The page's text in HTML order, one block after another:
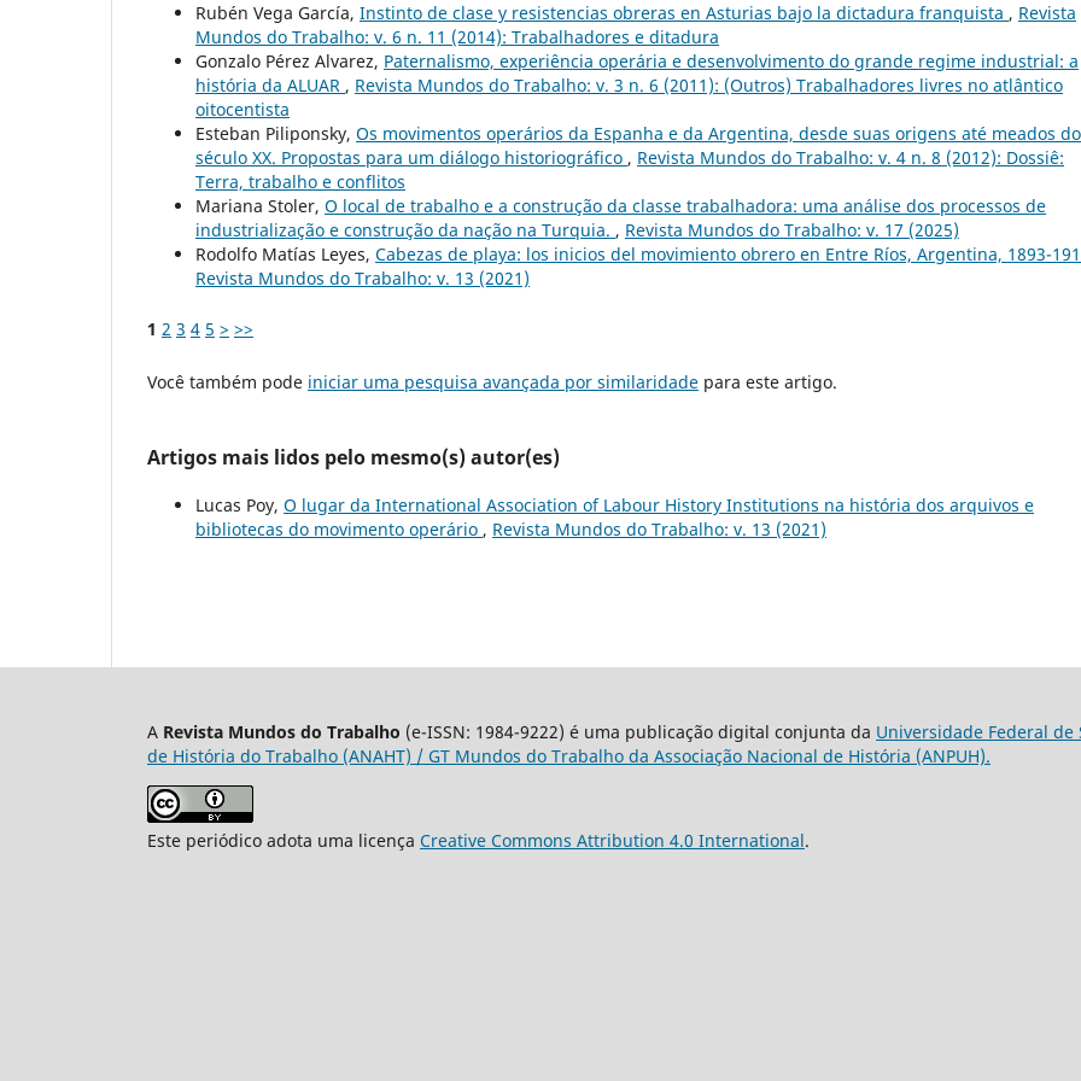
Rubén Vega García, Instinto de clase y resistencias obreras en Asturias bajo la dictadura franquista , Revista
Mundos do Trabalho: v. 6 n. 11 (2014): Trabalhadores e ditadura
Gonzalo Pérez Alvarez, Paternalismo, experiência operária e desenvolvimento do grande regime industrial: a
história da ALUAR , Revista Mundos do Trabalho: v. 3 n. 6 (2011): (Outros) Trabalhadores livres no atlântico
oitocentista
Esteban Piliponsky, Os movimentos operários da Espanha e da Argentina, desde suas origens até meados do
século XX. Propostas para um diálogo historiográfico , Revista Mundos do Trabalho: v. 4 n. 8 (2012): Dossiê:
Terra, trabalho e conflitos
Mariana Stoler, O local de trabalho e a construção da classe trabalhadora: uma análise dos processos de
industrialização e construção da nação na Turquia. , Revista Mundos do Trabalho: v. 17 (2025)
Rodolfo Matías Leyes, Cabezas de playa: los inicios del movimiento obrero en Entre Ríos, Argentina, 1893-
Revista Mundos do Trabalho: v. 13 (2021)
1 2 3 4 5 > >>
Você também pode iniciar uma pesquisa avançada por similaridade para este artigo.
Artigos mais lidos pelo mesmo(s) autor(es)
Lucas Poy, O lugar da International Association of Labour History Institutions na história dos arquivos e
bibliotecas do movimento operário , Revista Mundos do Trabalho: v. 13 (2021)
A Revista Mundos do Trabalho (e-ISSN: 1984-9222) é uma publicação digital conjunta da Universidade Federal de
de História do Trabalho (ANAHT) / GT Mundos do Trabalho da Associação Nacional de História (ANPUH).
Este periódico adota uma licença Creative Commons Attribution 4.0 International.